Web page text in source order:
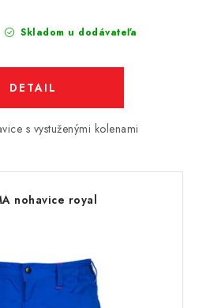
Skladom u dodávateľa
DETAIL
s vystuženými kolenami
nohavice royal